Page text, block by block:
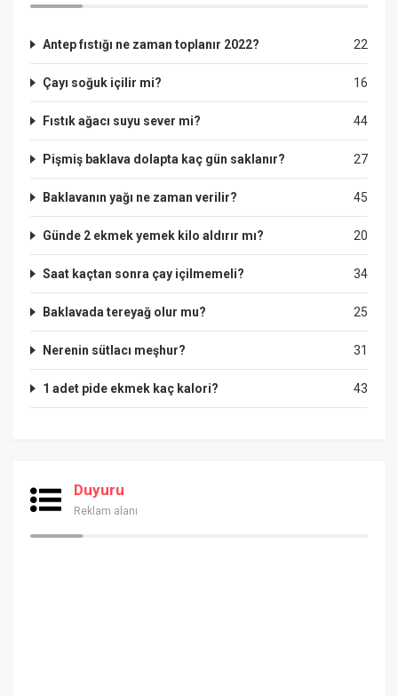
22
Antep fıstığı ne zaman toplanır 2022?
16
Çayı soğuk içilir mi?
44
Fıstık ağacı suyu sever mi?
27
Pişmiş baklava dolapta kaç gün saklanır?
45
Baklavanın yağı ne zaman verilir?
20
Günde 2 ekmek yemek kilo aldırır mı?
34
Saat kaçtan sonra çay içilmemeli?
25
Baklavada tereyağ olur mu?
31
Nerenin sütlacı meşhur?
43
1 adet pide ekmek kaç kalori?
Duyuru
Reklam alanı